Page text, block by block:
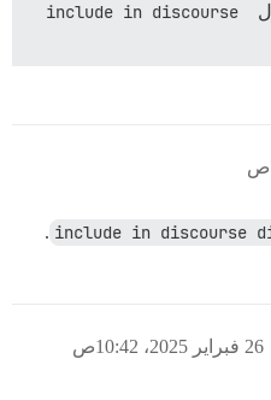
include in discourse
include in discourse
.
26 فبراير 2025، 10:42ص